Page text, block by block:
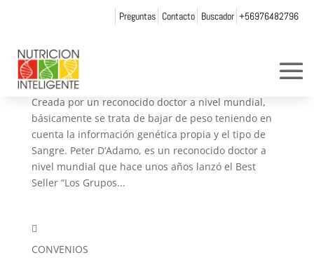
Preguntas Contacto Buscador +56976482796
No acepte imitaciones, somos los originales en
Dieta del genotipo
porandrea chicurel
Creada por un reconocido doctor a nivel mundial,
básicamente se trata de bajar de peso teniendo en
cuenta la información genética propia y el tipo de
Sangre. Peter D’Adamo, es un reconocido doctor a
nivel mundial que hace unos años lanzó el Best
Seller “Los Grupos...

CONVENIOS